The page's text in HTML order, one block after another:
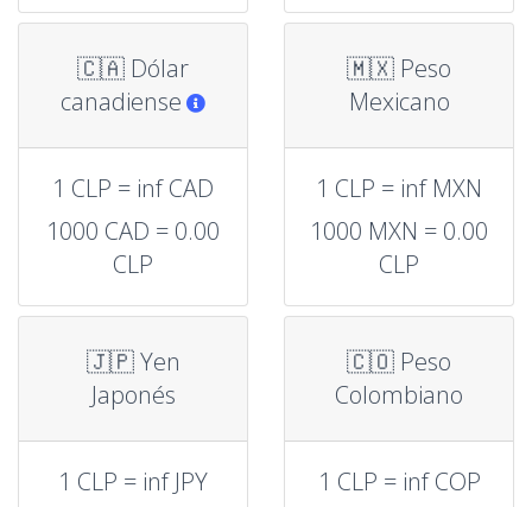
🇨🇦 Dólar
canadiense
1 CLP = inf CAD
1000 CAD = 0.00
CLP
🇲🇽 Peso
Mexicano
1 CLP = inf MXN
1000 MXN = 0.00
CLP
🇯🇵 Yen
Japonés
1 CLP = inf JPY
🇨🇴 Peso
Colombiano
1 CLP = inf COP